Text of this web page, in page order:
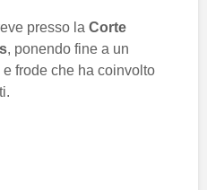
presso la Corte
, ponendo fine a un
frode che ha coinvolto